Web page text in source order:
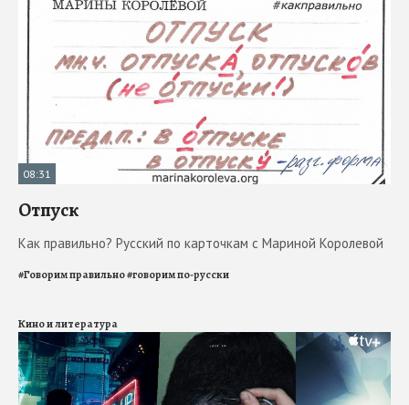
08:31
Отпуск
Как правильно? Русский по карточкам с Мариной Королевой
#Говорим правильно#говорим по-русски
Кино и литература